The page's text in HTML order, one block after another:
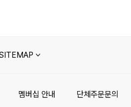
멤버십 안내 단체주문문의